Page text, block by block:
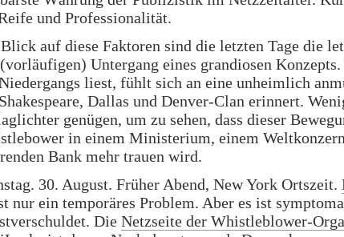
und Professionalität.
auf diese Faktoren sind die letzten Tage die
Untergang eines grandiosen
liest, fühlt sich an eine unheimlich
Dallas und Denver-Clan erinnert.
genügen, um zu sehen, dass dieser
in einem Ministerium, einem
Bank mehr trauen wird.
30. August. Früher Abend, New York Ortszeit.
nur ein temporäres Problem. Aber es ist
Die Netzseite der Whistleblower-